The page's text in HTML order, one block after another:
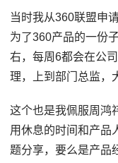
当时我从360联盟申
为了360产品的一份
右，每周6都会在公
理，上到部门总监，
这个也是我佩服周鸿
用休息的时间和产品
题分享，要么是产品